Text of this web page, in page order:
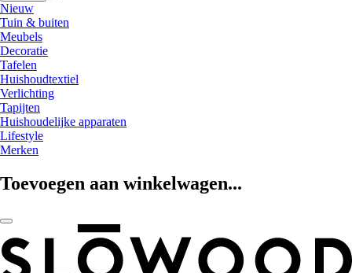
Nieuw
Tuin & buiten
Meubels
Decoratie
Tafelen
Huishoudtextiel
Verlichting
Tapijten
Huishoudelijke apparaten
Lifestyle
Merken
Toevoegen aan winkelwagen...